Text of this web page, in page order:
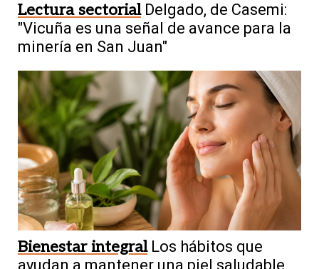
Lectura sectorial Delgado, de Casemi:
"Vicuña es una señal de avance para la
minería en San Juan"
Bienestar integral Los hábitos que
ayudan a mantener una piel saludable